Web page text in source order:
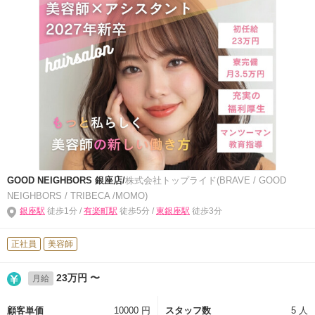
GOOD NEIGHBORS 銀座店/株式会社トップライド(BRAVE / GOOD
NEIGHBORS / TRIBECA /MOMO)
銀座駅 徒歩1分 / 有楽町駅 徒歩5分 / 東銀座駅 徒歩3分
正社員 美容師
月給 23万円 〜
顧客単価 10000 円 スタッフ数 5 人